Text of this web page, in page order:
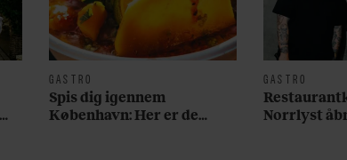
GASTRO
Spis dig igennem
København: Her er de
GASTRO
Norrlyst